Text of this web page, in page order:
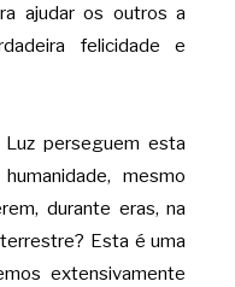
ajudar os outros a
felicidade e
perseguem esta
mesmo
durante eras, na
Esta é uma
extensivamente